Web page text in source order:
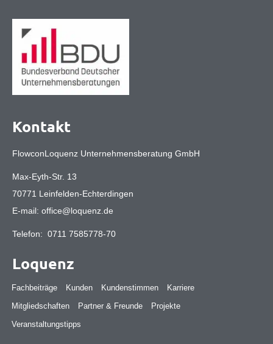
Kontakt
FlowconLoquenz Unternehmensberatung GmbH
Max-Eyth-Str. 13
70771 Leinfelden-Echterdingen
E-mail: office@loquenz.de
Telefon: 0711 7585778-70
Loquenz
Fachbeiträge Kunden Kundenstimmen
Karriere
Mitgliedschaften
Partner & Freunde
Projekte
Veranstaltungstipps